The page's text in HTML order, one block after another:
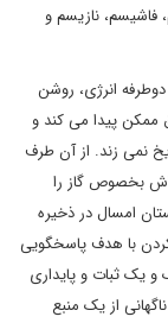
فاشیسم، نازیسم و
انرژی، روشن
ممکن پیدا می کند و
یخ نمی زند. از آن طرف
اش بخصوص گاز را
امسال در ذخیره
با هدف پاسخگویی
یک ثبات و پایداری
از یک منبع